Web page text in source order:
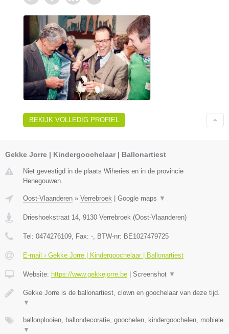
BEKIJK VOLLEDIG PROFIEL
Gekke Jorre | Kindergoochelaar | Ballonartiest
Niet gevestigd in de plaats Wiheries en in de provincie
Henegouwen.
Oost-Vlaanderen » Verrebroek | Google maps ▼
Drieshoekstraat 14 9130 Verrebroek (Oost-Vlaanderen)
Tel: 0474276109 , Fax: - , BTW-nr: BE1027479725
E-mail › Gekke Jorre | Kindergoochelaar | Ballonartiest
Website: https://www.gekkejorre.be | Screenshot ▼
Gekke Jorre is de ballonartiest, clown en goochelaar van deze tijd.
▼
ballonplooien, ballondecoratie, goochelen, kindergoochelen, mobiele
▼